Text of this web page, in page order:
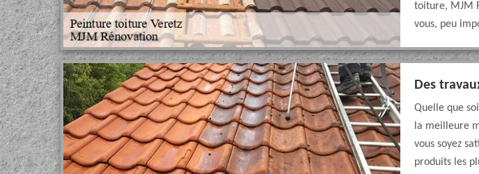
toiture, MJM
vous, peu
Des
Quelle que
la meilleure
vous soyez
produits les